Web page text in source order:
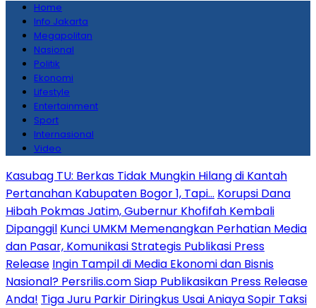
Home
Info Jakarta
Megapolitan
Nasional
Politik
Ekonomi
Lifestyle
Entertainment
Sport
Internasional
Video
Kasubag TU: Berkas Tidak Mungkin Hilang di Kantah
Pertanahan Kabupaten Bogor 1, Tapi… Korupsi Dana
Hibah Pokmas Jatim, Gubernur Khofifah Kembali
Dipanggil Kunci UMKM Memenangkan Perhatian Media
dan Pasar, Komunikasi Strategis Publikasi Press
Release Ingin Tampil di Media Ekonomi dan Bisnis
Nasional? Persrilis.com Siap Publikasikan Press Release
Anda! Tiga Juru Parkir Diringkus Usai Aniaya Sopir Taksi